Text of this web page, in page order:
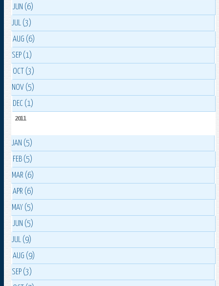
JUN (6)
JUL (3)
AUG (6)
SEP (1)
OCT (3)
NOV (5)
DEC (1)
2011
JAN (5)
FEB (5)
MAR (6)
APR (6)
MAY (5)
JUN (5)
JUL (9)
AUG (9)
SEP (3)